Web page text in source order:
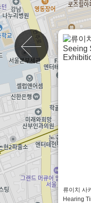
류이치 사
Hearing